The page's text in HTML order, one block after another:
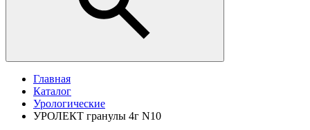
Главная
Каталог
Урологические
УРОЛЕКТ гранулы 4г N10